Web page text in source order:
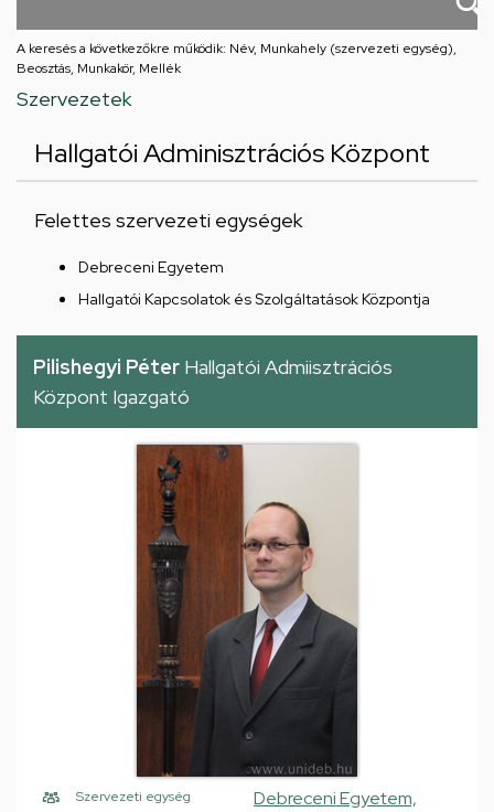
A keresés a következőkre működik: Név, Munkahely (szervezeti egység),
Beosztás, Munkakör, Mellék
Szervezetek
Hallgatói Adminisztrációs Központ
Felettes szervezeti egységek
Debreceni Egyetem
Hallgatói Kapcsolatok és Szolgáltatások Központja
Pilishegyi Péter Hallgatói Admiisztrációs
Központ Igazgató
Szervezeti egység
Debreceni Egyetem,